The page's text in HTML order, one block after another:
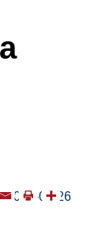
/2026-05-26